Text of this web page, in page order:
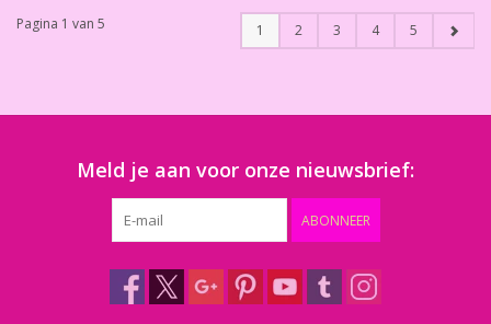
Pagina 1 van 5 1 2 3 4 5
Meld je aan voor onze nieuwsbrief:
ABONNEER